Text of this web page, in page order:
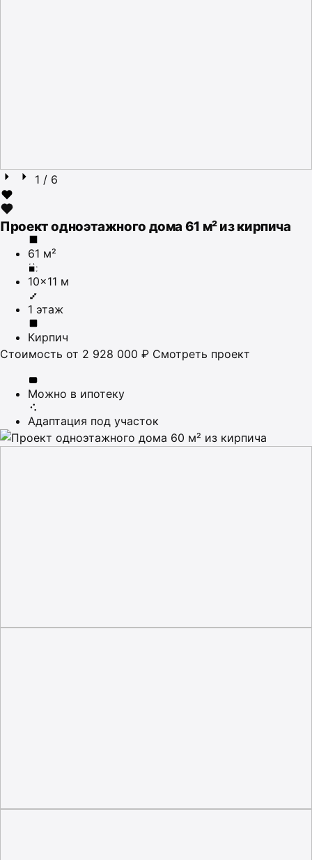
1 / 6
Проект одноэтажного дома 61 м² из кирпича
61 м²
10×11 м
1 этаж
Кирпич
Стоимость от 2 928 000 ₽ Смотреть проект
Можно в ипотеку
Адаптация под участок